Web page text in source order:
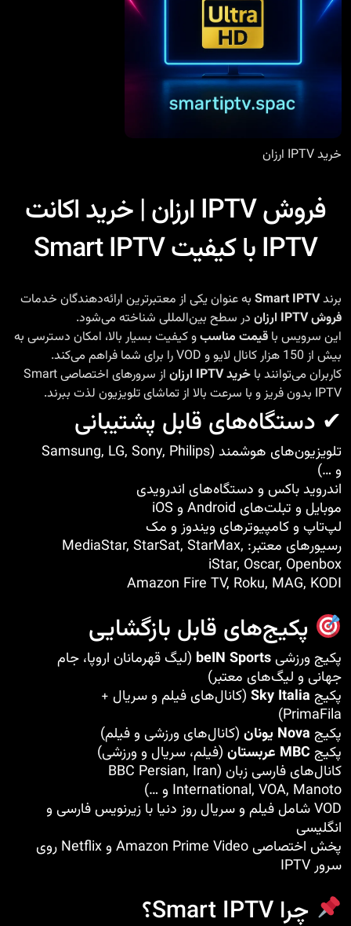
خرید IPTV ارزان
فروش IPTV ارزان | خرید اکانت
IPTV با کیفیت Smart IPTV
برندSmart IPTV به عنوان یکی از معتبرترین ارائه‌دهندگان خدمات
فروش IPTV ارزان
در سطح بین‌المللی شناخته می‌شود.
این سرویس با قیمت مناسبو کیفیت بسیار بالا، امکان دسترسی به
بیش از 150 هزار کانال لایو و VOD را برای شما فراهم می‌کند.
کاربران می‌توانند با خرید IPTV ارزان
از سرورهای اختصاصی Smart
IPTV بدون فریز و با سرعت بالا از تماشای تلویزیون لذت ببرند.
✔ دستگاه‌های قابل پشتیبانی
تلویزیون‌های هوشمند (Samsung, LG, Sony, Philips
و …)
اندروید باکس و دستگاه‌های اندرویدی
موبایل و تبلت‌های Android و iOS
لپ‌تاپ و کامپیوترهای ویندوز و مک
رسیورهای معتبر: MediaStar, StarSat, StarMax,
iStar, Oscar, Openbox
Amazon Fire TV, Roku, MAG, KODI
پکیج‌های قابل بازگشایی
پکیج ورزشیbeIN Sports (لیگ قهرمانان اروپا، جام
جهانی و لیگ‌های معتبر)
پکیج Sky Italia (کانال‌های فیلم و سریال +
PrimaFila)
پکیج Nova یونان
(کانال‌های ورزشی و فیلم)
پکیج MBC عربستان
(فیلم، سریال و ورزشی)
کانال‌های فارسی زبان (BBC Persian, Iran
International, VOA, Manoto و …)
VOD شامل فیلم و سریال روز دنیا با زیرنویس فارسی و
انگلیسی
پخش اختصاصی Amazon Prime Video و Netflix روی
سرور IPTV
چرا Smart IPTV؟